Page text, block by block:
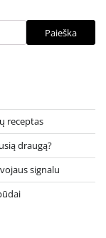
Paieška
receptas
draugą?
signalu